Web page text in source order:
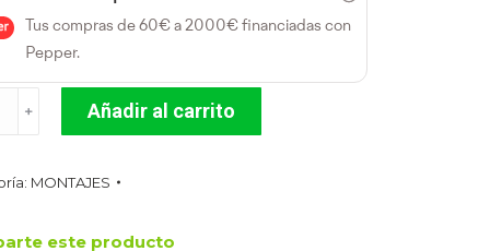
Tus compras de 60€ a 2000€ financiadas con
Pepper.
﹢ Añadir al carrito
MONTAJES
este producto